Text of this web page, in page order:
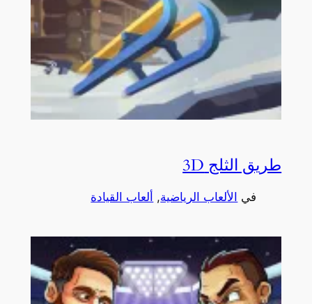
طريق الثلج 3D
في الألعاب الرياضية, ألعاب القيادة